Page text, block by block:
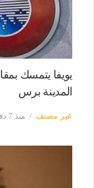
يويفا يتمسك
المدينة برس
غير مصنف منذ 7 دقائق